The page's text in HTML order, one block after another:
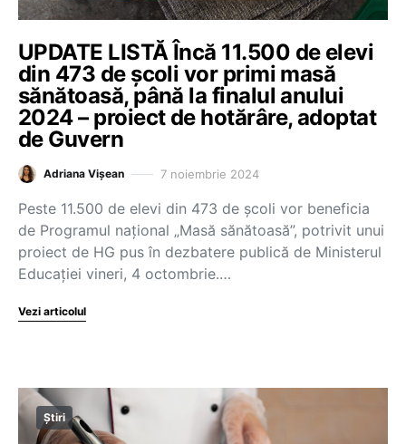
UPDATE LISTĂ Încă 11.500 de elevi
din 473 de școli vor primi masă
sănătoasă, până la finalul anului
2024 – proiect de hotărâre, adoptat
de Guvern
Adriana Vișean 7 noiembrie 2024
Peste 11.500 de elevi din 473 de școli vor beneficia
de Programul național „Masă sănătoasă”, potrivit unui
proiect de HG pus în dezbatere publică de Ministerul
Educației vineri, 4 octombrie.…
Vezi articolul
Știri